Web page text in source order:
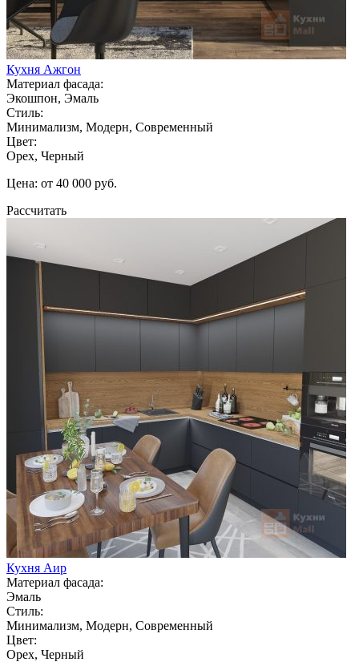
Кухня Ажгон
Материал фасада:
Экошпон, Эмаль
Стиль:
Минимализм, Модерн, Современный
Цвет:
Орех, Черный
Цена: от 40 000 руб.
Рассчитать
Кухня Аир
Материал фасада:
Эмаль
Стиль:
Минимализм, Модерн, Современный
Цвет:
Орех, Черный